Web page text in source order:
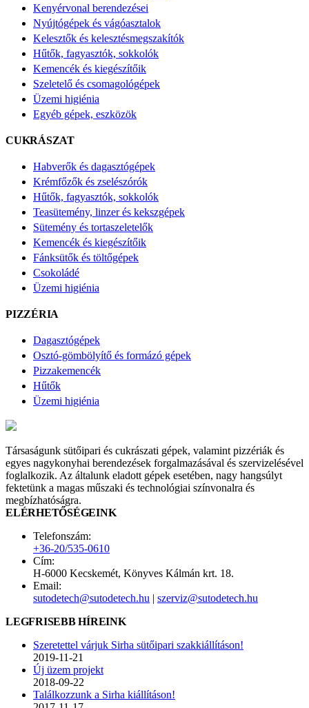
Kenyérvonal berendezései
Nyújtógépek és vágóasztalok
Kelesztők és kelesztésmegszakítók
Hűtők, fagyasztók, sokkolók
Kemencék és kiegészítőik
Szeletelő és csomagológépek
Üzemi higiénia
Egyéb gépek, eszközök
CUKRÁSZAT
Habverők és dagasztógépek
Krémfőzők és zselészórók
Hűtők, fagyasztók, sokkolók
Teasütemény, linzer és kekszgépek
Sütemény és tortaszeletelők
Kemencék és kiegészítőik
Fánksütők és töltőgépek
Csokoládé
Üzemi higiénia
PIZZÉRIA
Dagasztógépek
Osztó-gömbölyítő és formázó gépek
Pizzakemencék
Hűtők
Üzemi higiénia
Társaságunk sütőipari és cukrászati gépek, valamint pizzériák és
egyes nagykonyhai berendezések forgalmazásával és szervizelésével
foglalkozik. Az általunk eladott gépek esetében, nagy hangsúlyt
fektetünk a magas műszaki és technológiai színvonalra és
megbízhatóságra.
ELÉRHETŐSÉGEINK
Telefonszám:
+36-20/535-0610
Cím:
H-6000 Kecskemét, Könyves Kálmán krt. 18.
Email:
sutodetech@sutodetech.hu | szerviz@sutodetech.hu
LEGFRISEBB HÍREINK
Szeretettel várjuk Sirha sütőipari szakkiállításon!
2019-11-21
Új üzem projekt
2018-09-22
Találkozzunk a Sirha kiállításon!